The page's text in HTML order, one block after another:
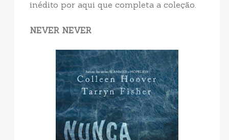
inédito por aqui que completa a coleção.
NEVER NEVER